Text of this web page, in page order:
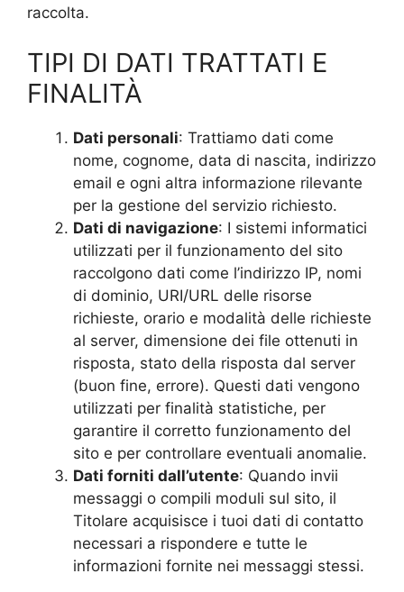
raccolta.
TIPI DI DATI TRATTATI E
FINALITÀ
Dati personali: Trattiamo dati come
nome, cognome, data di nascita, indirizzo
email e ogni altra informazione rilevante
per la gestione del servizio richiesto.
Dati di navigazione: I sistemi informatici
utilizzati per il funzionamento del sito
raccolgono dati come l’indirizzo IP, nomi
di dominio, URI/URL delle risorse
richieste, orario e modalità delle richieste
al server, dimensione dei file ottenuti in
risposta, stato della risposta dal server
(buon fine, errore). Questi dati vengono
utilizzati per finalità statistiche, per
garantire il corretto funzionamento del
sito e per controllare eventuali anomalie.
Dati forniti dall’utente: Quando invii
messaggi o compili moduli sul sito, il
Titolare acquisisce i tuoi dati di contatto
necessari a rispondere e tutte le
informazioni fornite nei messaggi stessi.